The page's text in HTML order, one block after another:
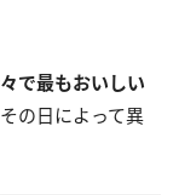
で最もおいしい
の日によって異